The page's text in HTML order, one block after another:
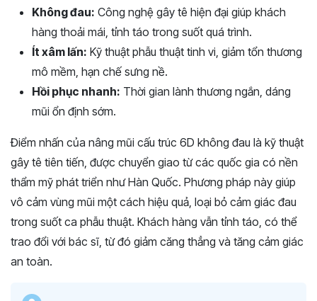
Không đau: Công nghệ gây tê hiện đại giúp khách
hàng thoải mái, tỉnh táo trong suốt quá trình.
Ít xâm lấn: Kỹ thuật phẫu thuật tinh vi, giảm tổn thương
mô mềm, hạn chế sưng nề.
Hồi phục nhanh: Thời gian lành thương ngắn, dáng
mũi ổn định sớm.
Điểm nhấn của nâng mũi cấu trúc 6D không đau là kỹ thuật
gây tê tiên tiến, được chuyển giao từ các quốc gia có nền
thẩm mỹ phát triển như Hàn Quốc. Phương pháp này giúp
vô cảm vùng mũi một cách hiệu quả, loại bỏ cảm giác đau
trong suốt ca phẫu thuật. Khách hàng vẫn tỉnh táo, có thể
trao đổi với bác sĩ, từ đó giảm căng thẳng và tăng cảm giác
an toàn.